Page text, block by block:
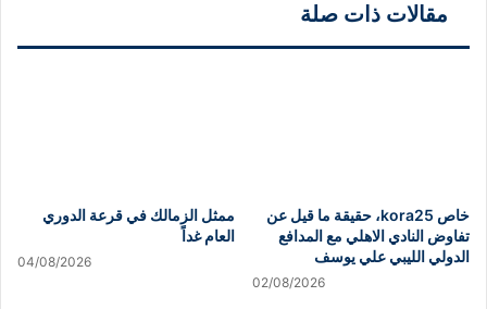
مقالات ذات صلة
ممثل الزمالك في قرعة الدوري
العام غداً
04/08/2026
خاص kora25، حقيقة ما قيل عن
تفاوض النادي الاهلي مع المدافع
الدولي الليبي علي يوسف
02/08/2026